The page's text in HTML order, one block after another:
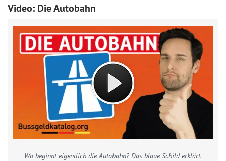
Video: Die Autobahn
Wo beginnt eigentlich die Autobahn? Das blaue Schild erklärt.